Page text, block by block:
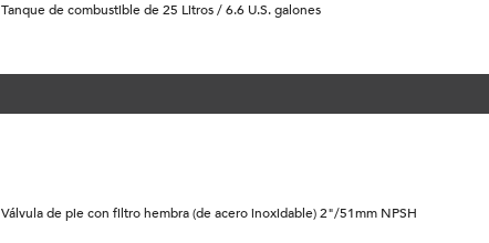
Tanque de combustible de 25 Litros / 6.6 U.S. galones
Válvula de pie con filtro hembra (de acero inoxidable) 2"/51mm NPSH